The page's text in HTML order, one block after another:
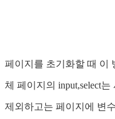
페이지를 초기화할 때 이
체 페이지의 input,select
제외하고는 페이지에 변